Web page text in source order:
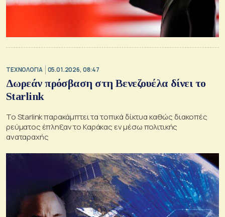
ΤΕΧΝΟΛΟΓΙΑ 05.01.2026, 08:47
Δωρεάν πρόσβαση στη Βενεζουέλα δίνει το
Starlink
Το Starlink παρακάμπτει τα τοπικά δίκτυα καθώς διακοπές
ρεύματος έπληξαν το Καράκας εν μέσω πολιτικής
αναταραχής